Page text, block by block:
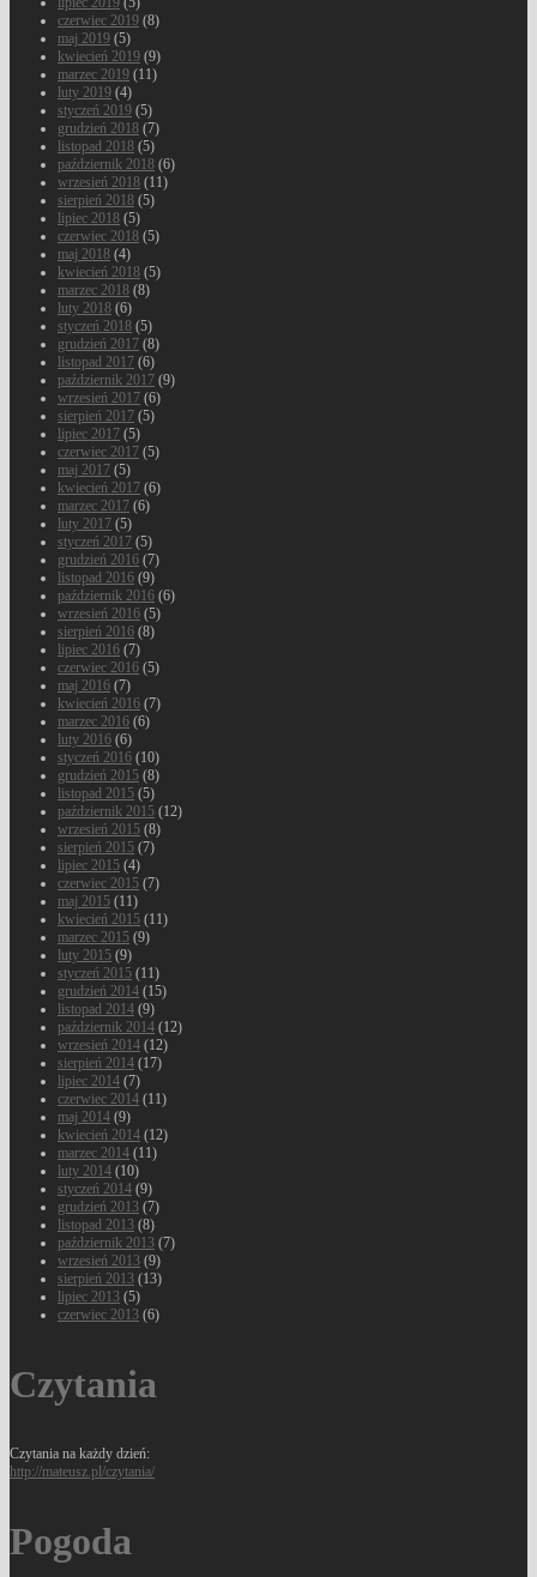
czerwiec 2019 (8)
maj 2019 (5)
kwiecień 2019 (9)
marzec 2019 (11)
luty 2019 (4)
styczeń 2019 (5)
grudzień 2018 (7)
listopad 2018 (5)
październik 2018 (6)
wrzesień 2018 (11)
sierpień 2018 (5)
lipiec 2018 (5)
czerwiec 2018 (5)
maj 2018 (4)
kwiecień 2018 (5)
marzec 2018 (8)
luty 2018 (6)
styczeń 2018 (5)
grudzień 2017 (8)
listopad 2017 (6)
październik 2017 (9)
wrzesień 2017 (6)
sierpień 2017 (5)
lipiec 2017 (5)
czerwiec 2017 (5)
maj 2017 (5)
kwiecień 2017 (6)
marzec 2017 (6)
luty 2017 (5)
styczeń 2017 (5)
grudzień 2016 (7)
listopad 2016 (9)
październik 2016 (6)
wrzesień 2016 (5)
sierpień 2016 (8)
lipiec 2016 (7)
czerwiec 2016 (5)
maj 2016 (7)
kwiecień 2016 (7)
marzec 2016 (6)
luty 2016 (6)
styczeń 2016 (10)
grudzień 2015 (8)
listopad 2015 (5)
październik 2015 (12)
wrzesień 2015 (8)
sierpień 2015 (7)
lipiec 2015 (4)
czerwiec 2015 (7)
maj 2015 (11)
kwiecień 2015 (11)
marzec 2015 (9)
luty 2015 (9)
styczeń 2015 (11)
grudzień 2014 (15)
listopad 2014 (9)
październik 2014 (12)
wrzesień 2014 (12)
sierpień 2014 (17)
lipiec 2014 (7)
czerwiec 2014 (11)
maj 2014 (9)
kwiecień 2014 (12)
marzec 2014 (11)
luty 2014 (10)
styczeń 2014 (9)
grudzień 2013 (7)
listopad 2013 (8)
październik 2013 (7)
wrzesień 2013 (9)
sierpień 2013 (13)
lipiec 2013 (5)
czerwiec 2013 (6)
Czytania
Czytania na każdy dzień:
http://mateusz.pl/czytania/
Pogoda